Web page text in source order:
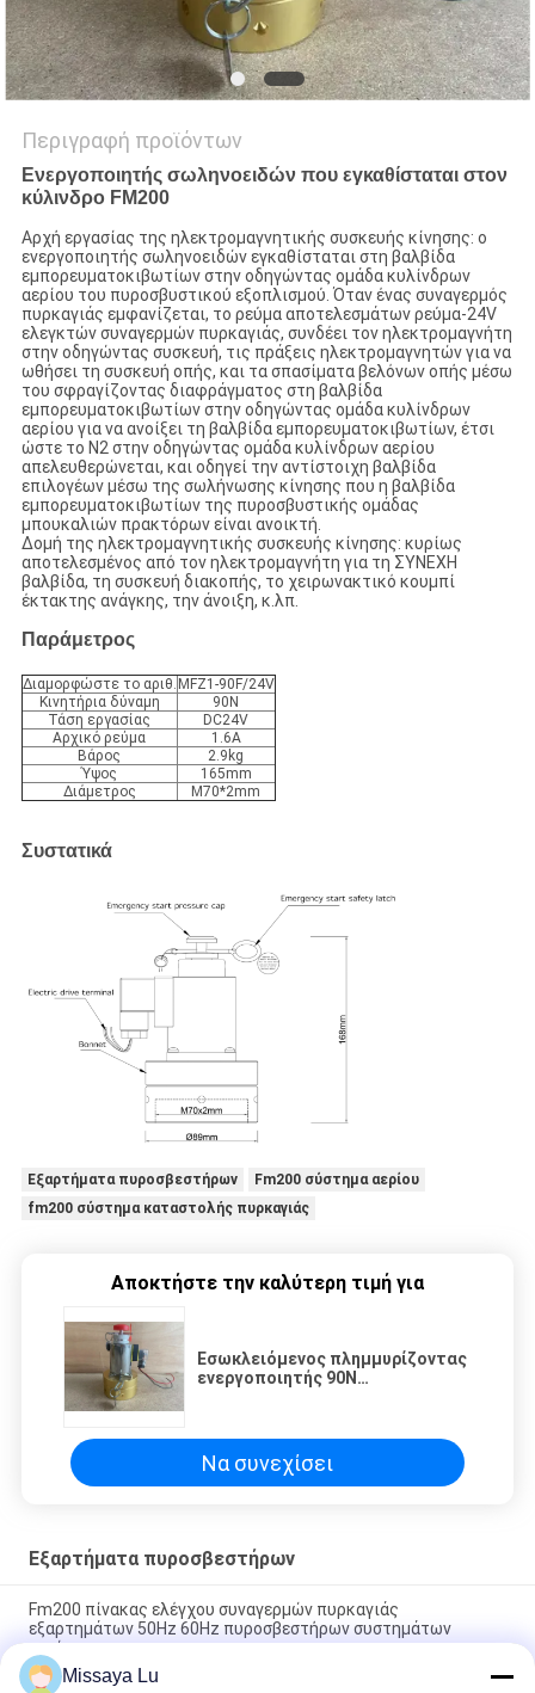
Περιγραφή προϊόντων
Ενεργοποιητής σωληνοειδών που εγκαθίσταται στον
κύλινδρο FM200
Αρχή εργασίας της ηλεκτρομαγνητικής συσκευής κίνησης: ο
ενεργοποιητής σωληνοειδών εγκαθίσταται στη βαλβίδα
εμπορευματοκιβωτίων στην οδηγώντας ομάδα κυλίνδρων
αερίου του πυροσβυστικού εξοπλισμού. Όταν ένας συναγερμός
πυρκαγιάς εμφανίζεται, το ρεύμα αποτελεσμάτων ρεύμα-24V
ελεγκτών συναγερμών πυρκαγιάς, συνδέει τον ηλεκτρομαγνήτη
στην οδηγώντας συσκευή, τις πράξεις ηλεκτρομαγνητών για να
ωθήσει τη συσκευή οπής, και τα σπασίματα βελόνων οπής μέσω
του σφραγίζοντας διαφράγματος στη βαλβίδα
εμπορευματοκιβωτίων στην οδηγώντας ομάδα κυλίνδρων
αερίου για να ανοίξει τη βαλβίδα εμπορευματοκιβωτίων, έτσι
ώστε το Ν2 στην οδηγώντας ομάδα κυλίνδρων αερίου
απελευθερώνεται, και οδηγεί την αντίστοιχη βαλβίδα
επιλογέων μέσω της σωλήνωσης κίνησης που η βαλβίδα
εμπορευματοκιβωτίων της πυροσβυστικής ομάδας
μπουκαλιών πρακτόρων είναι ανοικτή.
Δομή της ηλεκτρομαγνητικής συσκευής κίνησης: κυρίως
αποτελεσμένος από τον ηλεκτρομαγνήτη για τη ΣΥΝΕΧΗ
βαλβίδα, τη συσκευή διακοπής, το χειρωνακτικό κουμπί
έκτακτης ανάγκης, την άνοιξη, κ.λπ.
Παράμετρος
Διαμορφώστε το αριθ. MFZ1-90F/24V
Κινητήρια δύναμη
90N
Τάση εργασίας
DC24V
Αρχικό ρεύμα
1.6A
Βάρος
2.9kg
Ύψος
165mm
Διάμετρος
M70*2mm
Συστατικά
Εξαρτήματα πυροσβεστήρων
Fm200 σύστημα αερίου
fm200 σύστημα καταστολής πυρκαγιάς
Αποκτήστε την καλύτερη τιμή για
Εσωκλειόμενος πλημμυρίζοντας
ενεργοποιητής 90N
Να συνεχίσει
Εξαρτήματα πυροσβεστήρων
Fm200 πίνακας ελέγχου συναγερμών πυρκαγιάς
εξαρτημάτων 50Hz 60Hz πυροσβεστήρων συστημάτων
αερίου
Missaya Lu